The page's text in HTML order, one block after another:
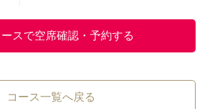
スで空席確認・予約する
コース一覧へ戻る